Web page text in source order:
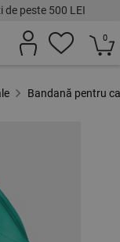
de peste 500 LEI
0
Bandană pentru